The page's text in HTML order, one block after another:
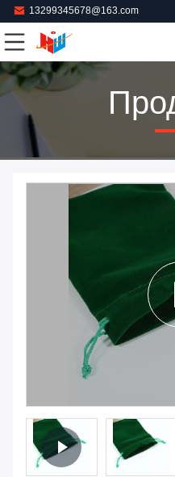
13299345678@163.com